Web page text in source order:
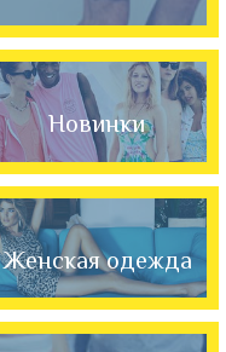
Новинки
Женская одежда